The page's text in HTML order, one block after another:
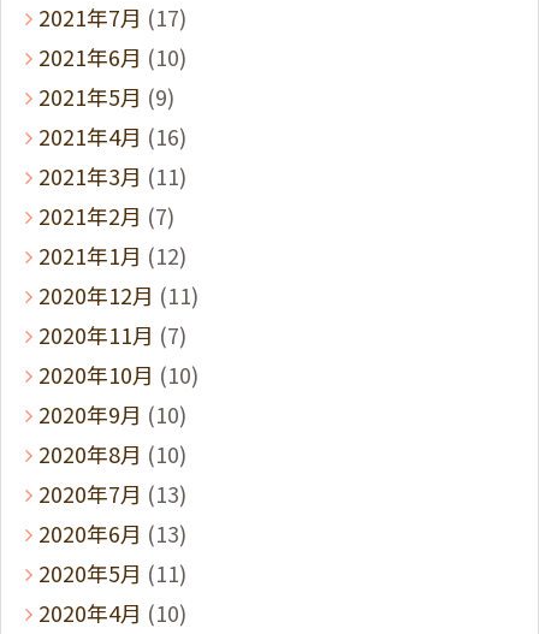
2021年7月 (17)
2021年6月 (10)
2021年5月 (9)
2021年4月 (16)
2021年3月 (11)
2021年2月 (7)
2021年1月 (12)
2020年12月 (11)
2020年11月 (7)
2020年10月 (10)
2020年9月 (10)
2020年8月 (10)
2020年7月 (13)
2020年6月 (13)
2020年5月 (11)
2020年4月 (10)